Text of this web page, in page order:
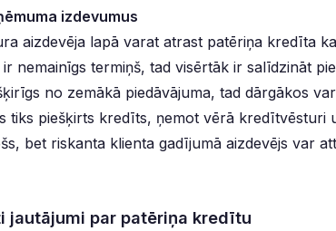
izdevumus
aizdevēja lapā varat atrast patēriņa kredīta
nemainīgs termiņš, tad visērtāk ir salīdzināt
no zemākā piedāvājuma, tad dārgākos
tiks piešķirts kredīts, ņemot vērā kredītvēsturi
bet riskanta klienta gadījumā aizdevējs var
jautājumi par patēriņa kredītu